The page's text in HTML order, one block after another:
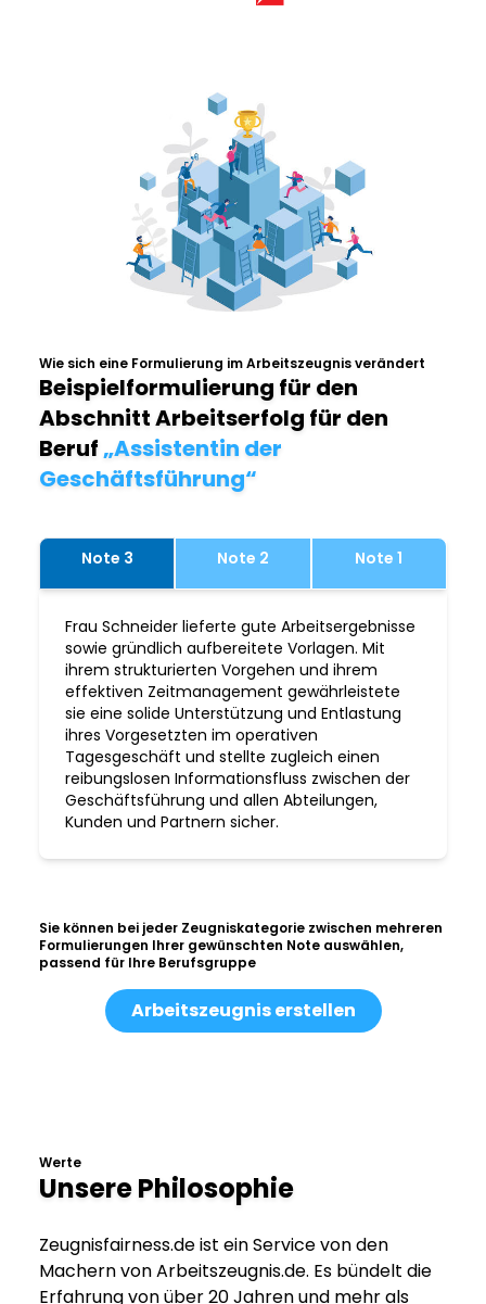
Wie sich eine Formulierung im Arbeitszeugnis verändert
Beispielformulierung für den
Abschnitt Arbeitserfolg für den
Beruf„Assistentin der
Geschäftsführung“
Note 3 Note 2 Note 1
Frau Schneider lieferte gute Arbeitsergebnisse
sowie gründlich aufbereitete Vorlagen. Mit
ihrem strukturierten Vorgehen und ihrem
effektiven Zeitmanagement gewährleistete
sie eine solide Unterstützung und Entlastung
ihres Vorgesetzten im operativen
Tagesgeschäft und stellte zugleich einen
reibungslosen Informationsfluss zwischen der
Geschäftsführung und allen Abteilungen,
Kunden und Partnern sicher.
Sie können bei jeder Zeugniskategorie zwischen mehreren
Formulierungen Ihrer gewünschten Note auswählen,
passend für Ihre Berufsgruppe
Arbeitszeugnis erstellen
Werte
Unsere Philosophie
Zeugnisfairness.de ist ein Service von den
Machern von Arbeitszeugnis.de. Es bündelt die
Erfahrung von über 20 Jahren und mehr als